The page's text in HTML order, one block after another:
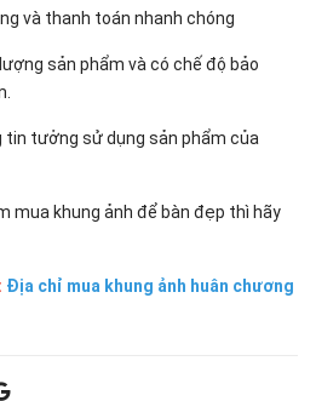
và thanh toán nhanh chóng
sản phẩm và có chế độ bảo
tin tưởng sử dụng sản phẩm của
mua khung ảnh để bàn đẹp thì hãy
Địa chỉ mua khung ảnh huân chương